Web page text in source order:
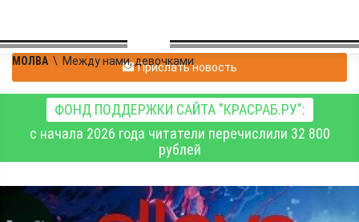
МОЛВА \ Между нами, девочками
Прислать новость
ФОНД ПОДДЕРЖКИ САЙТА "КРАСРАБ.РУ":
с начала 2026 года читатели перечислили 32 800
рублей
id314306805
Между нами, девочками
05.05.2024 15:15
1749 1